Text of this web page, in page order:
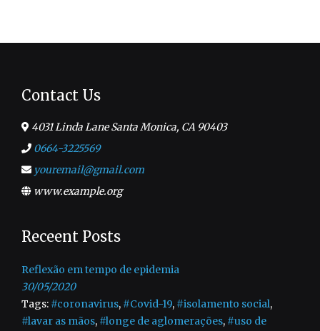
Contact Us
4031 Linda Lane Santa Monica, CA 90403
0664-3225569
youremail@gmail.com
www.example.org
Receent Posts
Reflexão em tempo de epidemia
30/05/2020
Tags: #coronavirus, #Covid-19, #isolamento social,
#lavar as mãos, #longe de aglomerações, #uso de